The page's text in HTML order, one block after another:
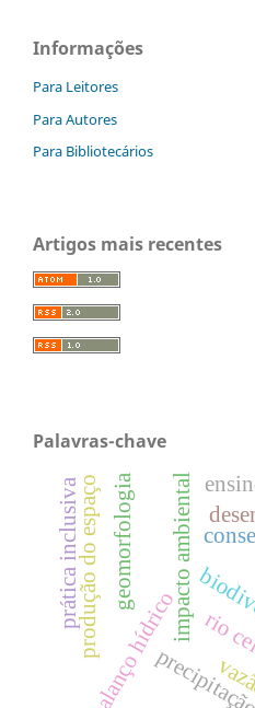
Informações
Para Leitores
Para Autores
Para Bibliotecários
Artigos mais recentes
Palavras-chave
impacto ambiental rio
balanço hídrico
geomorfologia
produção do espaço
prática inclusiva